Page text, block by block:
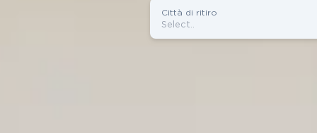
Città di ritiro